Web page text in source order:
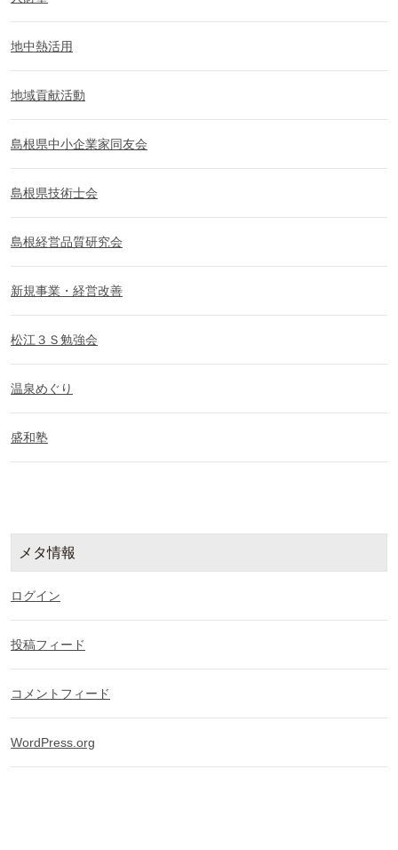
地中熱活用
地域貢献活動
島根県中小企業家同友会
島根県技術士会
島根経営品質研究会
新規事業・経営改善
松江３Ｓ勉強会
温泉めぐり
盛和塾
メタ情報
ログイン
投稿フィード
コメントフィード
WordPress.org